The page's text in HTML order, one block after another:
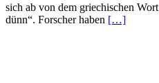
sich ab von dem griechischen
dünn“. Forscher haben […]